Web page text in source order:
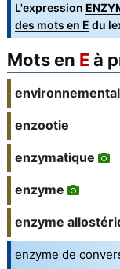
L'expression
des mots en E du
Mots en Eà
enzootie
enzymatique
enzyme
enzyme
enzyme de